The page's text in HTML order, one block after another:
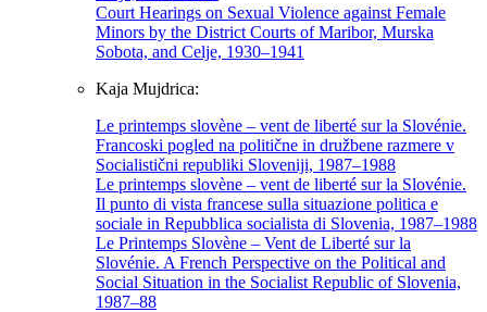
Court Hearings on Sexual Violence against Female
Minors by the District Courts of Maribor, Murska
Sobota, and Celje, 1930–1941
Kaja Mujdrica:
Le printemps slovène – vent de liberté sur la Slovénie.
Francoski pogled na politične in družbene razmere v
Socialistični republiki Sloveniji, 1987–1988
Le printemps slovène – vent de liberté sur la Slovénie.
Il punto di vista francese sulla situazione politica e
sociale in Repubblica socialista di Slovenia, 1987–1988
Le Printemps Slovène – Vent de Liberté sur la
Slovénie. A French Perspective on the Political and
Social Situation in the Socialist Republic of Slovenia,
1987–88